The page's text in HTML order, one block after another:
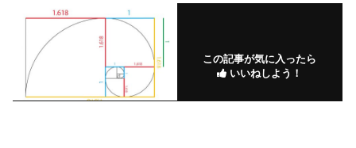
この記事が気に入ったら
いいねしよう！